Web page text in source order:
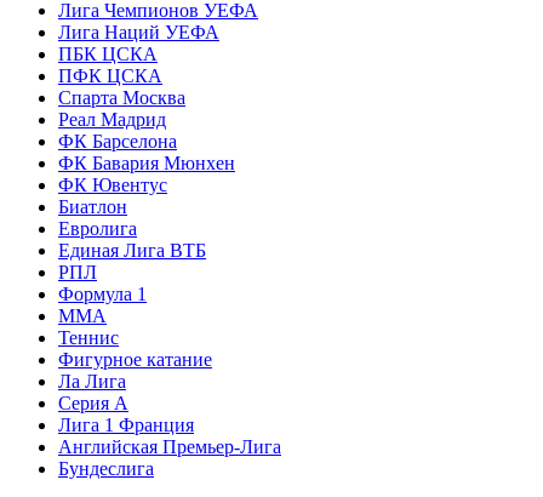
Лига Чемпионов УЕФА
Лига Наций УЕФА
ПБК ЦСКА
ПФК ЦСКА
Спарта Москва
Реал Мадрид
ФК Барселона
ФК Бавария Мюнхен
ФК Ювентус
Биатлон
Евролига
Единая Лига ВТБ
РПЛ
Формула 1
MMA
Теннис
Фигурное катание
Ла Лига
Серия А
Лига 1 Франция
Английская Премьер-Лига
Бундеслига